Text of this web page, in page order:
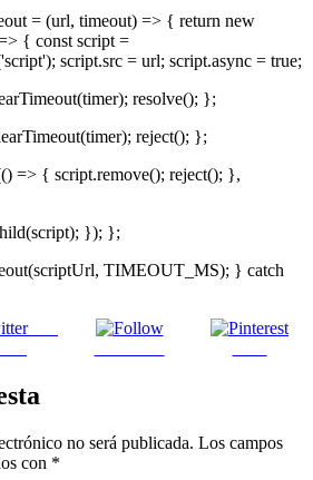
= (url, timeout) => { return new
{ const script =
script.src = url; script.async = true;
resolve(); };
reject(); };
=> { script.remove(); reject(); },
}); };
TIMEOUT_MS); } catch
Post
no será publicada. Los campos
con *